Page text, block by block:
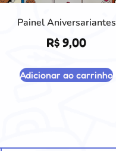
Painel Aniversariantes
R$ 9,00
Adicionar ao carrinho